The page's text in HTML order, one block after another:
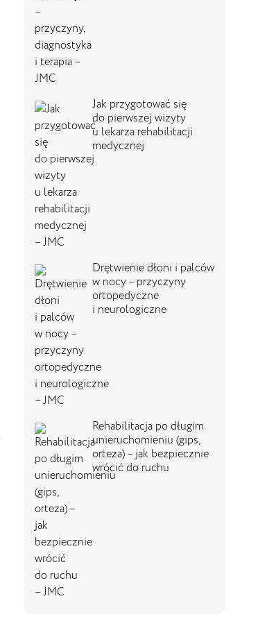
Jak przygotować się
do pierwszej wizyty
u lekarza rehabilitacji
medycznej
Drętwienie dłoni i palców
w nocy – przyczyny
ortopedyczne
i neurologiczne
Rehabilitacja po długim
unieruchomieniu (gips,
orteza) – jak bezpiecznie
wrócić do ruchu